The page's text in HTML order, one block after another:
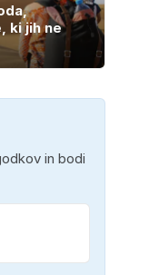
ki jih ne
in bodi